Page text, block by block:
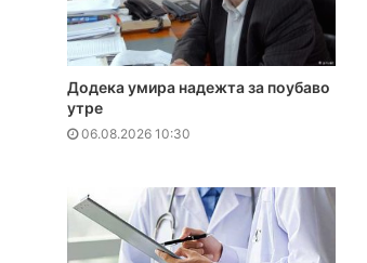
Додека умира надежта за поубаво
утре
06.08.2026 10:30